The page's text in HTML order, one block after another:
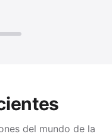
del mundo de la